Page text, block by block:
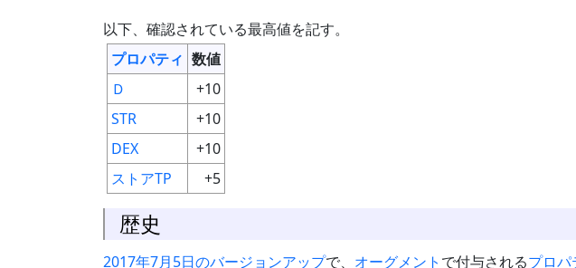
以下、確認されている最高値を記す。
プロパティ 数値
Ｄ
+10
STR
+10
DEX
+10
ストアTP
+5
歴史
2017年7月5日のバージョンアップで、 オーグメント で付与されるプロパ